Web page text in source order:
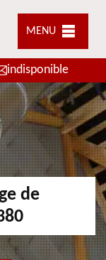
MENU
indisponible
de